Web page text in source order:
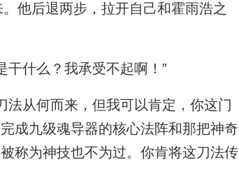
他后退两步，拉开自己和霍雨浩之
什么？我承受不起啊！”
从何而来，但我可以肯定，你这门
成九级魂导器的核心法阵和那把神奇
称为神技也不为过。你肯将这刀法传